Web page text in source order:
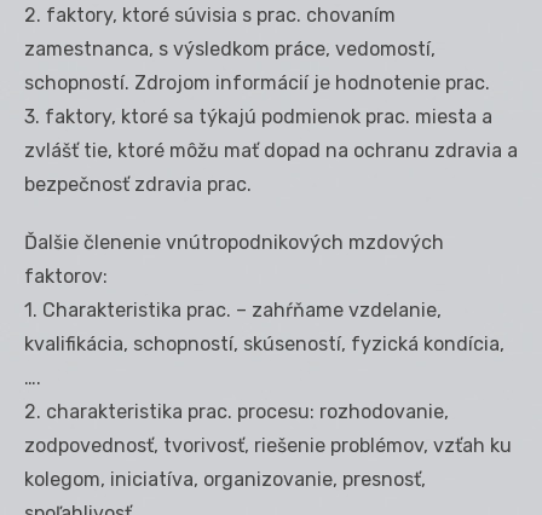
2. faktory, ktoré súvisia s prac. chovaním
zamestnanca, s výsledkom práce, vedomostí,
schopností. Zdrojom informácií je hodnotenie prac.
3. faktory, ktoré sa týkajú podmienok prac. miesta a
zvlášť tie, ktoré môžu mať dopad na ochranu zdravia a
bezpečnosť zdravia prac.
Ďalšie členenie vnútropodnikových mzdových
faktorov:
1. Charakteristika prac. – zahŕňame vzdelanie,
kvalifikácia, schopností, skúseností, fyzická kondícia,
….
2. charakteristika prac. procesu: rozhodovanie,
zodpovednosť, tvorivosť, riešenie problémov, vzťah ku
kolegom, iniciatíva, organizovanie, presnosť,